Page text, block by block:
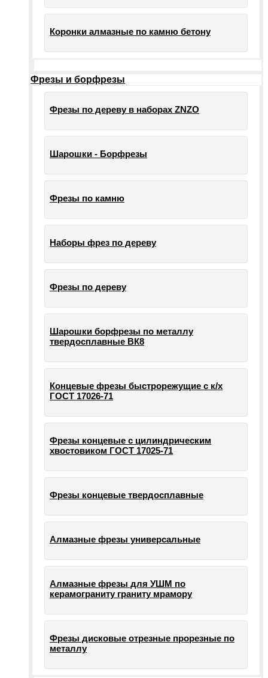
Коронки алмазные по камню бетону
Фрезы и борфрезы
Фрезы по дереву в наборах ZNZO
Шарошки - Борфрезы
Фрезы по камню
Наборы фрез по дереву
Фрезы по дереву
Шарошки борфрезы по металлу
твердосплавные ВК8
Концевые фрезы быстрорежущие с к/х
ГОСТ 17026-71
Фрезы концевые с цилиндрическим
хвостовиком ГОСТ 17025-71
Фрезы концевые твердосплавные
Алмазные фрезы универсальные
Алмазные фрезы для УШМ по
керамограниту граниту мрамору
Фрезы дисковые отрезные прорезные по
металлу